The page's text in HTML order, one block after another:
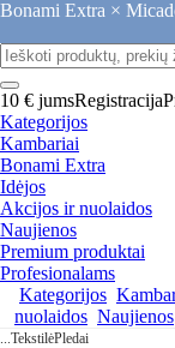
Bonami Extra ×
10 € jumsRegistracija
Kategorijos
Kambariai
Bonami Extra
Idėjos
Akcijos ir nuolaidos
Naujienos
Premium produktai
Profesionalams
Kategorijos
nuolaidos Naujienos
...TekstilėPledai